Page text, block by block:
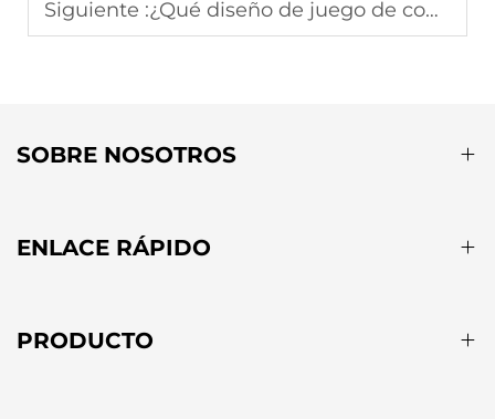
Siguiente :¿Qué diseño de juego de comedor para jardín maximiza el espacio en senderos estrechos del jardín?
SOBRE NOSOTROS
ENLACE RÁPIDO
PRODUCTO